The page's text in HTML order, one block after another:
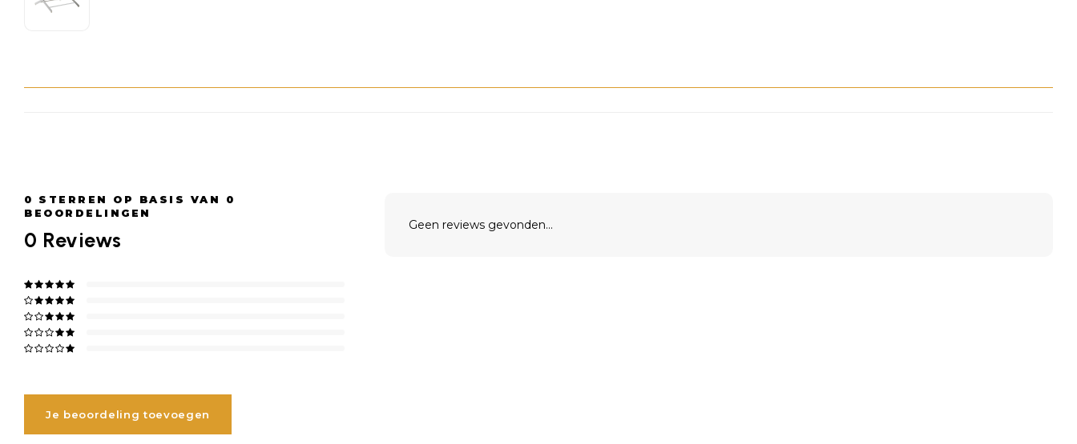
0 STERREN OP BASIS VAN 0
BEOORDELINGEN
0 Reviews
Je beoordeling toevoegen
Geen reviews gevonden...